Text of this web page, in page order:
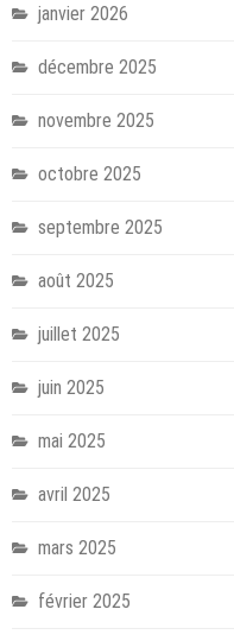
janvier 2026
décembre 2025
novembre 2025
octobre 2025
septembre 2025
août 2025
juillet 2025
juin 2025
mai 2025
avril 2025
mars 2025
février 2025